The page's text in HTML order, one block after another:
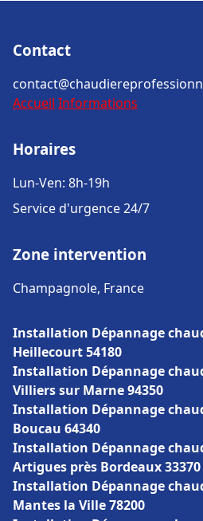
Contact
Accueil Informations
Horaires
Lun-Ven: 8h-19h
Service d'urgence 24/7
Zone intervention
Champagnole, France
Installation Dépannage
Heillecourt 54180
Installation Dépannage
Villiers sur Marne 94350
Installation Dépannage
Boucau 64340
Installation Dépannage
Artigues près Bordeaux 33370
Installation Dépannage
Mantes la Ville 78200